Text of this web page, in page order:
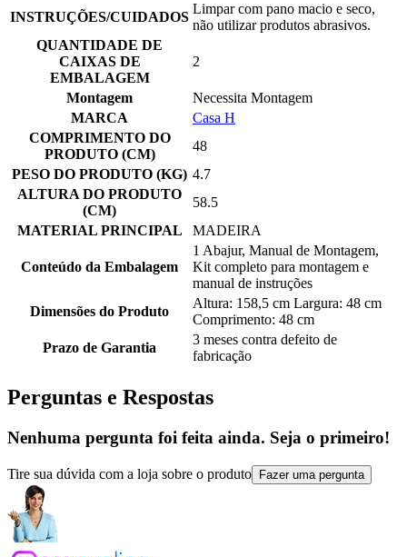
INSTRUÇÕES/CUIDADOS
Limpar com pano macio e seco,
não utilizar produtos abrasivos.
QUANTIDADE DE
CAIXAS DE
EMBALAGEM
2
Montagem
Necessita Montagem
MARCA
Casa H
COMPRIMENTO DO
PRODUTO (CM)
48
PESO DO PRODUTO (KG) 4.7
ALTURA DO PRODUTO
(CM)
58.5
MATERIAL PRINCIPAL
MADEIRA
Conteúdo da Embalagem
1 Abajur, Manual de Montagem,
Kit completo para montagem e
manual de instruções
Dimensões do Produto
Altura: 158,5 cm Largura: 48 cm
Comprimento: 48 cm
Prazo de Garantia
3 meses contra defeito de
fabricação
Perguntas e Respostas
Nenhuma pergunta foi feita ainda. Seja o primeiro!
Tire sua dúvida com a loja sobre o produto Fazer uma pergunta